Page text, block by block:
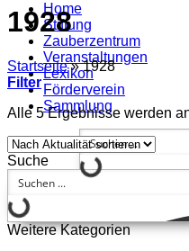
Home
Stiftung
Zauberzentrum
Veranstaltungen
Lexikon
Förderverein
Sammlung
1928
Startseite » 1928
Filter
Alle 5 Ergebnisse werden
Suche
Weitere Kategorien